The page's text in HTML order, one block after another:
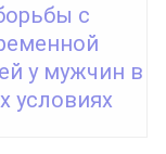
с
у мужчин в
условиях